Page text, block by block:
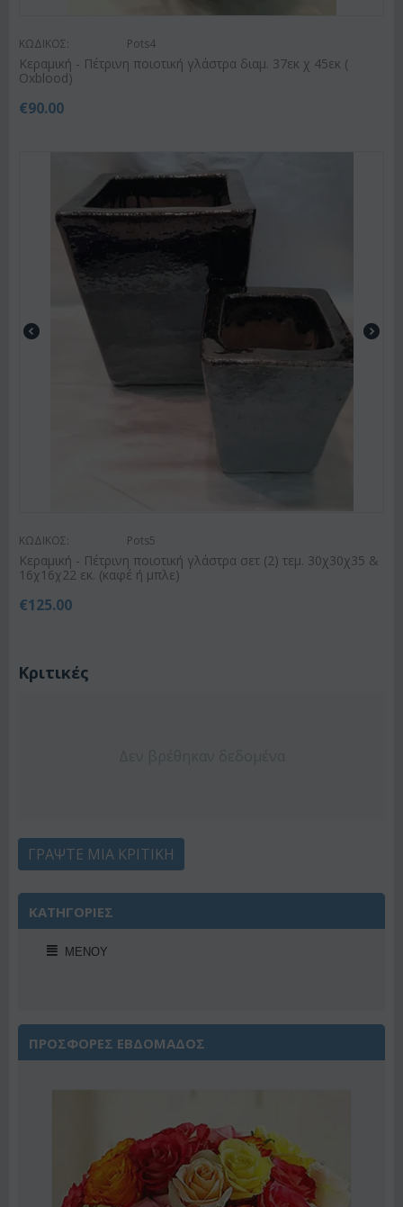
ΚΩΔΙΚΟΣ: Pots4
Κεραμική - Πέτρινη ποιοτική γλάστρα διαμ. 37εκ χ 45εκ (
Oxblood)
€90.00
ΚΩΔΙΚΟΣ: Pots5
Κεραμική - Πέτρινη ποιοτική γλάστρα σετ (2) τεμ. 30χ30χ35 &
16χ16χ22 εκ. (καφέ ή μπλε)
€125.00
Κριτικές
ΓΡΆΨΤΕ ΜΙΑ ΚΡΙΤΙΚΉ
ΚΑΤΗΓΟΡΙΕΣ
ΜΕΝΟΎ
ΠΡΟΣΦΟΡΕΣ ΕΒΔΟΜΑΔΟΣ
Έκπτωση 22%